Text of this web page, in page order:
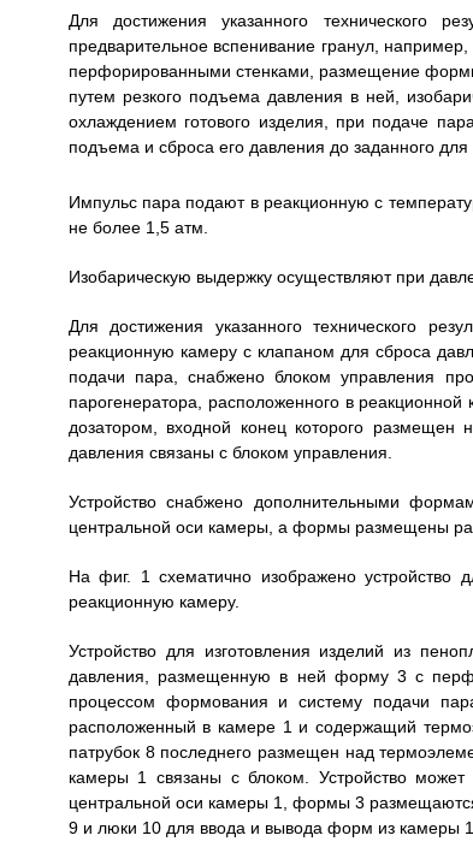
Для достижения указанного технического
предварительное вспенивание гранул,
перфорированными стенками, размещение
путем резкого подъема давления в ней,
охлаждением готового изделия, при подаче
подъема и сброса его давления до заданного
Импульс пара подают в реакционную с
не более 1,5 атм.
Изобарическую выдержку осуществляют при
Для достижения указанного технического
реакционную камеру с клапаном для сброса
подачи пара, снабжено блоком управления
парогенератора, расположенного в
дозатором, входной конец которого
давления связаны с блоком управления.
Устройство снабжено дополнительными
центральной оси камеры, а формы размещены
На фиг. 1 схематично изображено устройство
реакционную камеру.
Устройство для изготовления изделий из
давления, размещенную в ней форму 3 с
процессом формования и систему подачи
расположенный в камере 1 и содержащий
патрубок 8 последнего размещен над
камеры 1 связаны с блоком. Устройство
центральной оси камеры 1, формы 3
9 и люки 10 для ввода и вывода форм из камеры 1.